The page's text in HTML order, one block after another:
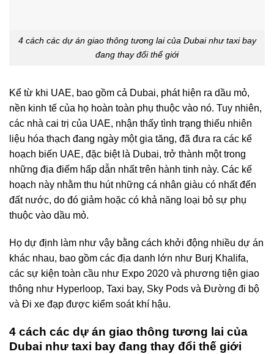
4 cách các dự án giao thông tương lai của Dubai như taxi bay
đang thay đổi thế giới
Kể từ khi UAE, bao gồm cả Dubai, phát hiện ra dầu mỏ,
nền kinh tế của họ hoàn toàn phụ thuộc vào nó. Tuy nhiên,
các nhà cai trị của UAE, nhận thấy tình trạng thiếu nhiên
liệu hóa thạch đang ngày một gia tăng, đã đưa ra các kế
hoạch biến UAE, đặc biệt là Dubai, trở thành một trong
những địa điểm hấp dẫn nhất trên hành tinh này. Các kế
hoạch này nhằm thu hút những cá nhân giàu có nhất đến
đất nước, do đó giảm hoặc có khả năng loại bỏ sự phụ
thuộc vào dầu mỏ.
Họ dự định làm như vậy bằng cách khởi động nhiều dự án
khác nhau, bao gồm các địa danh lớn như Burj Khalifa,
các sự kiện toàn cầu như Expo 2020 và phương tiện giao
thông như Hyperloop, Taxi bay, Sky Pods và Đường đi bộ
và Đi xe đạp được kiểm soát khí hậu.
4 cách các dự án giao thông tương lai của
Dubai như taxi bay đang thay đổi thế giới